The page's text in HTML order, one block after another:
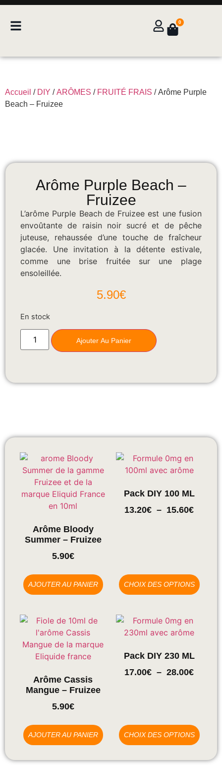
0
Accueil / DIY /ARÔMES / FRUITÉ FRAIS / Arôme Purple
Beach – Fruizee
Arôme Purple Beach –
Fruizee
L’arôme Purple Beach de Fruizee est une fusion
envoûtante de raisin noir sucré et de pêche
juteuse, rehaussée d’une touche de fraîcheur
glacée. Une invitation à la détente estivale,
comme une brise fruitée sur une plage
ensoleillée.
5.90€
En stock
Ajouter Au Panier
Arôme Bloody
Summer – Fruizee
5.90€
AJOUTER AU PANIER
Pack DIY 100 ML
13.20€ – 15.60€
CHOIX DES OPTIONS
Arôme Cassis
Mangue – Fruizee
5.90€
AJOUTER AU PANIER
Pack DIY 230 ML
17.00€ – 28.00€
CHOIX DES OPTIONS